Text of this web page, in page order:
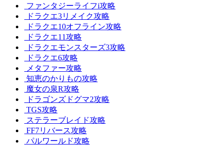
ファンタジーライフi攻略
ドラクエ3リメイク攻略
ドラクエ10オフライン攻略
ドラクエ11攻略
ドラクエモンスターズ3攻略
ドラクエ6攻略
メタファー攻略
知恵のかりもの攻略
魔女の泉R攻略
ドラゴンズドグマ2攻略
TGS攻略
ステラーブレイド攻略
FF7リバース攻略
パルワールド攻略